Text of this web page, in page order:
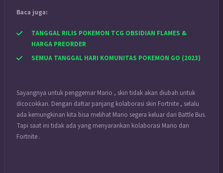
Baca juga:
TANGGAL RILIS POKEMON TCG OBSIDIAN FLAMES &
HARGA PREORDER
SEMUA TANGGAL HARI KOMUNITAS POKEMON GO (2023)
Sayangnya untuk penggemar Mario , skin tidak akan diubah untuk
dicocokkan. Dengan daftar panjang kolaborasi skin Fortnite , selalu
ada kemungkinan kita bisa melihat Mario segera keluar dari Battle Bus.
Tapi saat ini tidak ada yang menyarankan kolaborasi Mario dan
Fortnite .